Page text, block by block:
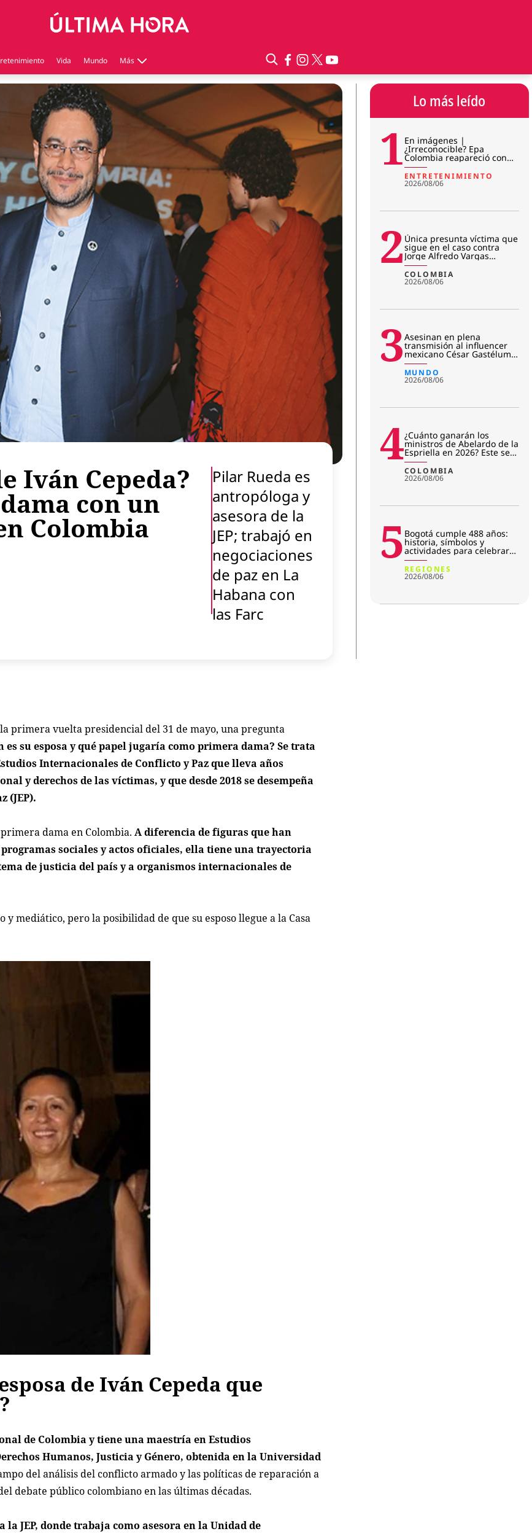
Vida Mundo Más
Virales
Tecnología
Economía
Estilo de vida
Contenido patrocinado
Instagram
Iván Cepeda?
con un
Colombia
Pilar Rueda es
antropóloga y
asesora de la
JEP; trabajó en
negociaciones
de paz en La
Habana con
las Farc
Lo más leído
1 En imágenes |
¿Irreconocible? Epa
Colombia reapareció con
sorpresivo cambio físico en
prisión
ENTRETENIMIENTO
2026/08/06
2 Única presunta víctima que
sigue en el caso contra
Jorge Alfredo Vargas
rompió el silencio: “No me r
COLOMBIA
2026/08/06
3Asesinan en plena
transmisión al influencer
mexicano César Gastélum:
revelan primera hipótesis
del c
MUNDO
2026/08/06
4¿Cuánto ganarán los
ministros de Abelardo de la
Espriella en 2026? Este será
su salario mensual
COLOMBIA
2026/08/06
5 Bogotá cumple 488 años:
historia, símbolos y
actividades para celebrar
su aniversario
REGIONES
2026/08/06
primera vuelta presidencial del 31 de mayo, una pregunta
es su esposa y qué papel jugaría como primera dama? Se trata
Internacionales de Conflicto y Paz que lleva años
y derechos de las víctimas, y que desde 2018 se desempeña
(JEP).
dama en Colombia.A diferencia de figuras que han
sociales y actos oficiales, ella tiene una trayectoria
de justicia del país y a organismos internacionales de
mediático, pero la posibilidad de que su esposo llegue a la Casa
de Iván Cepeda que
de Colombia y tiene una maestría en Estudios
Humanos, Justicia y Género, obtenida en la Universidad
del análisis del conflicto armado y las políticas de reparación a
debate público colombiano en las últimas décadas.
la JEP, donde trabaja como asesora en la Unidad de